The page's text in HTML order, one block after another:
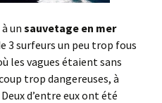
un sauvetage en mer
3 surfeurs un peu trop fous
les vagues étaient sans
trop dangereuses, à
d’entre eux ont été